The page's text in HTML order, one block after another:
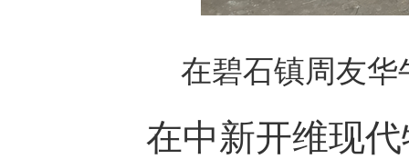
在碧石镇周友华
在中新开维现代